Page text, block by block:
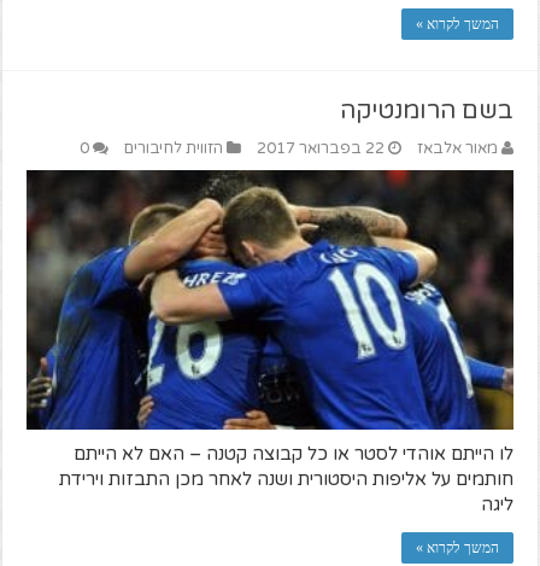
המשך לקרוא »
בשם הרומנטיקה
מאור אלבאז 22 בפברואר 2017 הזווית לחיבורים 0
לו הייתם אוהדי לסטר או כל קבוצה קטנה – האם לא הייתם
חותמים על אליפות היסטורית ושנה לאחר מכן התבזות וירידת
ליגה
המשך לקרוא »